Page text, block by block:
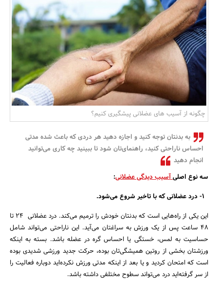
بانک، بیمه و سرمایه
مسکن و ساختمان
چگونه از آسیب های عضلانی پیشگیری کنیم؟
به بدنتان توجه کنید و اجازه دهید هر دردی که باعث شده مدتی
احساس ناراحتی کنید، راهنمای‌تان شود تا ببینید چه کاری می‌توانید
انجام دهید
سه نوع اصلیآسیب دیدگی عضلانی:
۱- درد عضلانی که با تاخیر شروع می‌شود.
این یکی از راه‌هایی است که بدنتان خودش را ترمیم می‌کند. درد عضلانی ۲۴ تا
۴۸ ساعت پس از یک ورزش به سراغتان می‌آید. این ناراحتی می‌تواند شامل
حساسیت به لمس، خستگی یا احساس گره در عضله باشد. بسته به اینکه
ورزشتان بخشی از روتین همیشگی‌‌تان بوده، حرکت جدید ورزشی شدیدی بوده
است که امتحان کردید و یا بعد از اینکه مدتی ورزش نکرده‌اید دوباره فعالیت را
از سر گرفته‌اید درد می‌تواند سطوح مختلفی داشته باشد.